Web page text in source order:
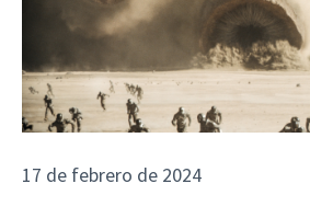
17 de febrero de 2024